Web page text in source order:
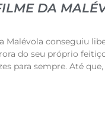
DA
Malévola conseguiu
do seu próprio
para sempre. Até